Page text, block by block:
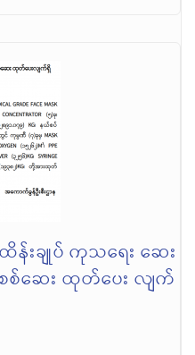
န်းချုပ် ကုသရေး ဆေး
စစ်ဆေး ထုတ်ပေး လျက်